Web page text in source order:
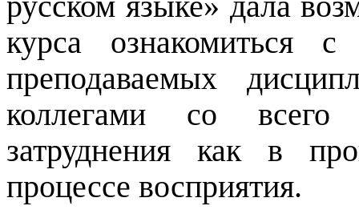
курса ознакомиться
преподаваемых
коллегами со
затруднения как в
процессе восприятия.